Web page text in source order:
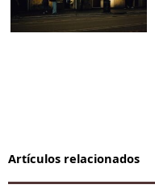
Artículos relacionados